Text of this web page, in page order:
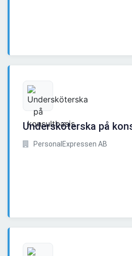
Undersköterska på
PersonalExpressen AB